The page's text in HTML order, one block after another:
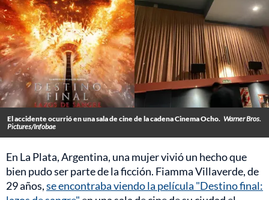
El accidente ocurrió en una sala de cine de la cadena Cinema Ocho. Warner Bros.
Pictures/Infobae
En La Plata, Argentina, una mujer vivió un hecho que
bien pudo ser parte de la ficción. Fiamma Villaverde, de
29 años,se encontraba viendo la película "Destino final: